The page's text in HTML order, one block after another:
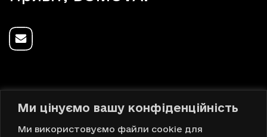
Ми цінуємо вашу конфіденційність
Ми використовуємо файли cookie для
Українська